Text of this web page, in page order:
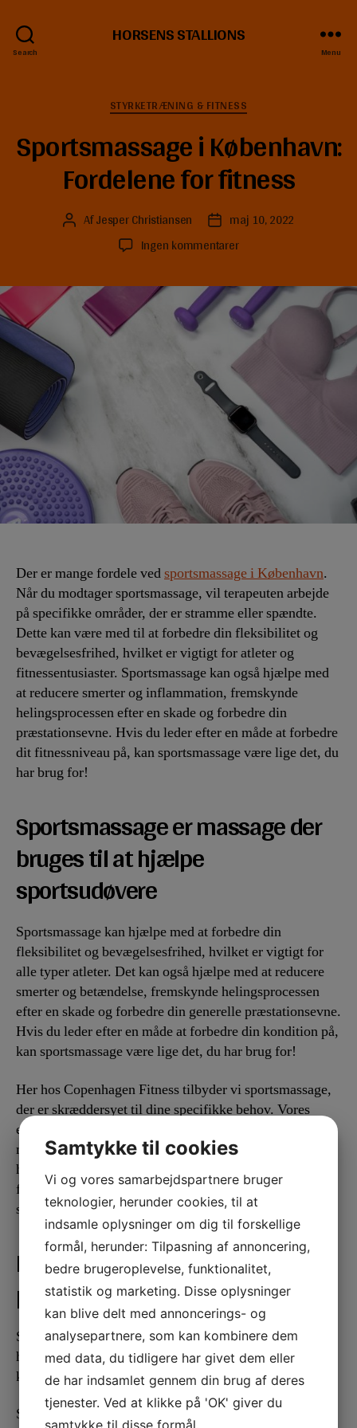
Search
HORSENS STALLIONS
Menu
Kategorier
STYRKETRÆNING & FITNESS
Sportsmassage i København:
Fordelene for fitness
Indlægsforfatter
AfJesper Christiansen Indlægsdato
maj 10, 2022
Ingen kommentarertil
København:
Fordelene
for
fitness
Der er mange fordele vedsportsmassage i København.
Når du modtager sportsmassage, vil terapeuten arbejde
på specifikke områder, der er stramme eller spændte.
Dette kan være med til at forbedre din fleksibilitet og
bevægelsesfrihed, hvilket er vigtigt for atleter og
fitnessentusiaster. Sportsmassage kan også hjælpe med
at reducere smerter og inflammation, fremskynde
helingsprocessen efter en skade og forbedre din
præstationsevne. Hvis du leder efter en måde at forbedre
dit fitnessniveau på, kan sportsmassage være lige det, du
har brug for!
Sportsmassage er massage der
bruges til at hjælpe
sportsudøvere
Sportsmassage kan hjælpe med at forbedre din
fleksibilitet og bevægelsesfrihed, hvilket er vigtigt for
alle typer atleter. Det kan også hjælpe med at reducere
smerter og betændelse, fremskynde helingsprocessen
efter en skade og forbedre din generelle præstationsevne.
Hvis du leder efter en måde at forbedre din kondition på,
kan sportsmassage være lige det, du har brug for!
Her hos Copenhagen Fitness tilbyder vi sportsmassage,
der er skræddersyet til dine specifikke behov. Vores
erfarne terapeuter vil arbejde sammen med dig for at
målrette områder, der er stramme eller spændte, og
hjælpe dig med at føle dig bedst muligt før eller efter
fysisk aktivitet. Kontakt os i dag for at bestille en tid! Vi
ser frem til at hjælpe dig med at nå dine fitnessmål!
Det kan bidrage til at forbedre
præstationen.
Sportsmassage er en form for massage, der bruges til at
hjælpe sportsudøvere med at forberede sig på eller
komme sig efter fysisk aktivitet.
Sportsmassage kan hjælpe med at forbedre din
Samtykke til cookies
Vi og vores samarbejdspartnere bruger
teknologier, herunder cookies, til at
indsamle oplysninger om dig til forskellige
formål, herunder: Tilpasning af annoncering,
bedre brugeroplevelse, funktionalitet,
statistik og marketing. Disse oplysninger
kan blive delt med annoncerings- og
analysepartnere, som kan kombinere dem
med data, du tidligere har givet dem eller
de har indsamlet gennem din brug af deres
tjenester. Ved at klikke på 'OK' giver du
samtykke til disse formål.